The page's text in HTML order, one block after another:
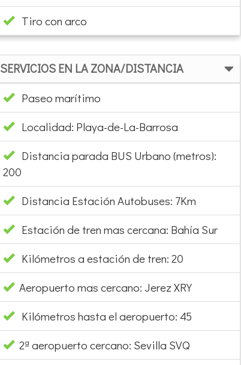
Tiro con arco
SERVICIOS EN LA ZONA/DISTANCIA
Paseo marítimo
Localidad: Playa-de-La-Barrosa
Distancia parada BUS Urbano (metros):
200
Distancia Estación Autobuses: 7Km
Estación de tren mas cercana: Bahía Sur
Kilómetros a estación de tren: 20
Aeropuerto mas cercano: Jerez XRY
Kilómetros hasta el aeropuerto: 45
2ª aeropuerto cercano: Sevilla SVQ